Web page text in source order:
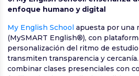
enfoque humano y digital
My English School apuesta por una
(MySMART English®), con
personalización del ritmo de
transmiten transparencia y
combinar clases presenciales con